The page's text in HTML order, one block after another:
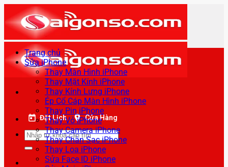
qua
nội
dung
Đặt Lịch Cửa Hàng
Tìm
kiếm:
Trang chủ
Sửa iPhone
Thay Màn Hình iPhone
Thay Mặt Kính iPhone
Thay Kính Lưng iPhone
Ép Cổ Cáp Màn Hình iPhone
Thay Pin iPhone
Thay Vỏ iPhone
Thay Camera iPhone
Thay Chân Sạc iPhone
Thay Loa iPhone
Sửa Face ID iPhone